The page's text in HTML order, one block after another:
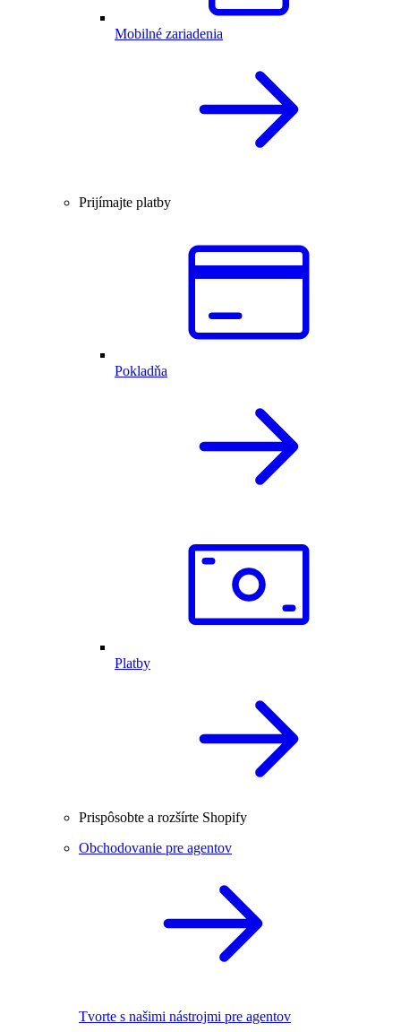
Mobilné zariadenia
Prijímajte platby
Pokladňa
Platby
Prispôsobte a rozšírte Shopify
Obchodovanie pre agentov
Tvorte s našimi nástrojmi pre agentov